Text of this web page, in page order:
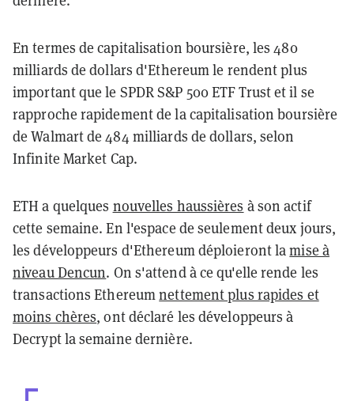
En termes de capitalisation boursière, les 480
milliards de dollars d'Ethereum le rendent plus
important que le SPDR S&P 500 ETF Trust et il se
rapproche rapidement de la capitalisation boursière
de Walmart de 484 milliards de dollars, selon
Infinite Market Cap.
ETH a quelques nouvelles haussières à son actif
cette semaine. En l'espace de seulement deux jours,
les développeurs d'Ethereum déploieront lamise à
niveau Dencun. On s'attend à ce qu'elle rende les
transactions Ethereumnettement plus rapides et
moins chères, ont déclaré les développeurs à
Decrypt la semaine dernière.